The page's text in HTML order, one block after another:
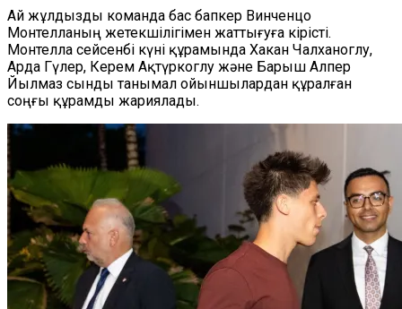
Ай жұлдызды команда бас бапкер Винченцо
Монтелланың жетекшілігімен жаттығуға кірісті.
Монтелла сейсенбі күні құрамында Хакан Чалханоглу,
Арда Гүлер, Керем Ақтүркоглу және Барыш Алпер
Йылмаз сынды танымал ойыншылардан құралған
соңғы құрамды жариялады.